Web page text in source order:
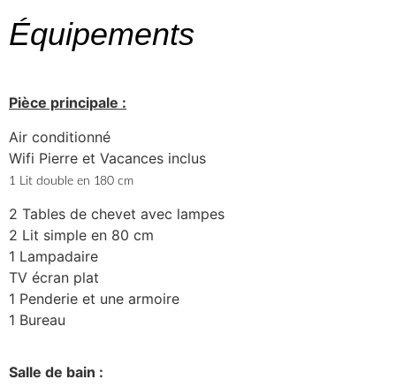
Équipements
Pièce principale :
Air conditionné
Wifi Pierre et Vacances inclus
1 Lit double en 180 cm
2 Tables de chevet avec lampes
2 Lit simple en 80 cm
1 Lampadaire
TV écran plat
1 Penderie et une armoire
1 Bureau
Salle de bain :